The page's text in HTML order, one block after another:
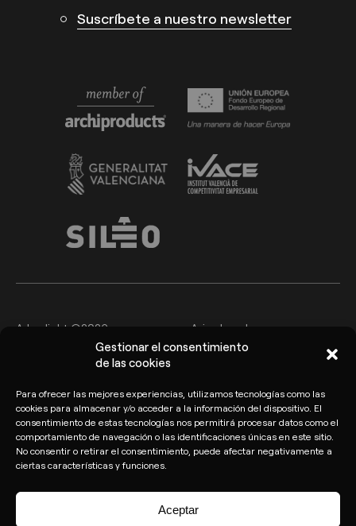
Gestionar el consentimiento
de las cookies
Para ofrecer las mejores experiencias, utilizamos tecnologías como las
cookies para almacenar y/o acceder a la información del dispositivo. El
consentimiento de estas tecnologías nos permitirá procesar datos como el
comportamiento de navegación o las identificaciones únicas en este sitio.
No consentir o retirar el consentimiento, puede afectar negativamente a
ciertas características y funciones.
Aceptar
Suscríbete a nuestro newsletter
Arkoslight ©2026 Aviso Legal
Política de privacidad y
Canal del Informante